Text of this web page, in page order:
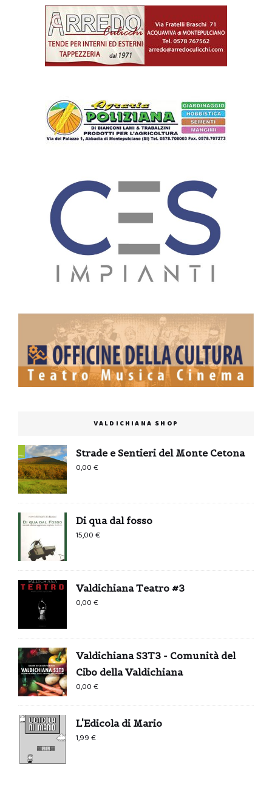
VALDICHIANA SHOP
Strade e Sentieri del Monte Cetona
0,00€
Di qua dal fosso
15,00€
Valdichiana Teatro #3
0,00€
Valdichiana S3T3 - Comunità del
Cibo della Valdichiana
0,00€
L'Edicola di Mario
1,99€